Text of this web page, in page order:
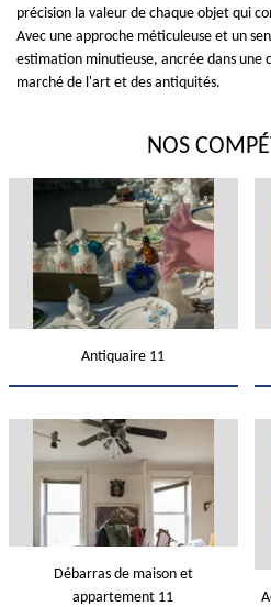
précision la valeur de chaque objet qui
Avec une approche méticuleuse et un
estimation minutieuse, ancrée dans une
marché de l'art et des antiquités.
NOS
Antiquaire 11
Débarras de maison et
appartement 11